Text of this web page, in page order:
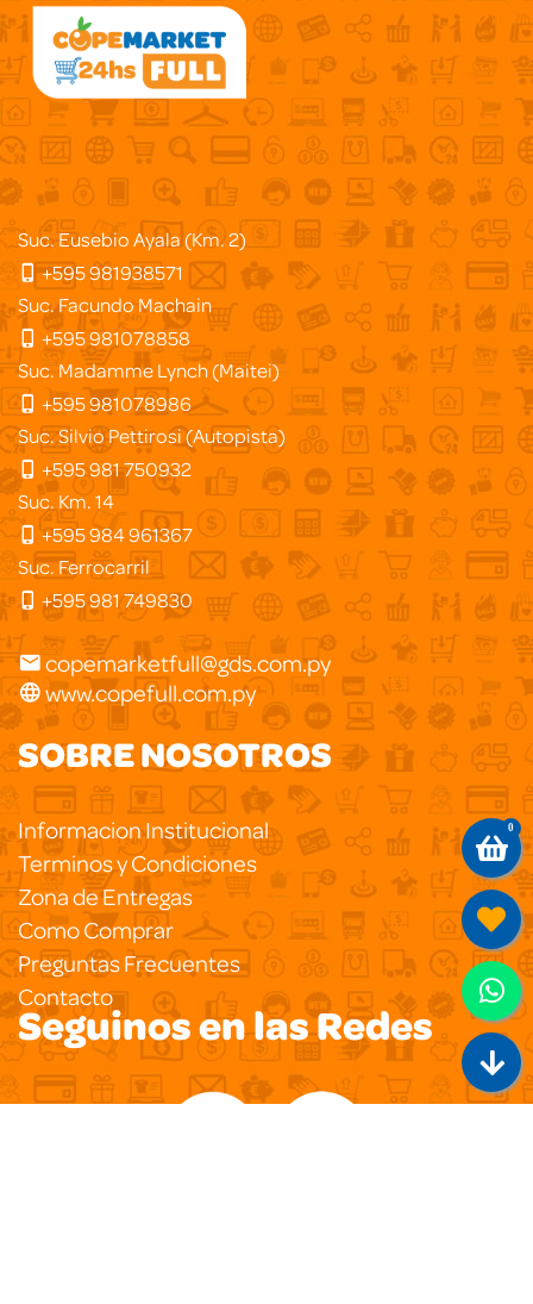
Suc. Eusebio Ayala (Km. 2)
+595 981938571
Suc. Facundo Machain
+595 981078858
Suc. Madamme Lynch (Maitei)
+595 981078986
Suc. Silvio Pettirosi (Autopista)
+595 981 750932
Suc. Km. 14
+595 984 961367
Suc. Ferrocarril
+595 981 749830
copemarketfull@gds.com.py
www.copefull.com.py
SOBRE NOSOTROS
Informacion Institucional
Terminos y Condiciones
Zona de Entregas
Como Comprar
Preguntas Frecuentes
Contacto
Seguinos en las Redes
0